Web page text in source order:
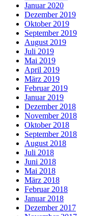
Januar 2020
Dezember 2019
Oktober 2019
September 2019
August 2019
Juli 2019
Mai 2019
April 2019
März 2019
Februar 2019
Januar 2019
Dezember 2018
November 2018
Oktober 2018
September 2018
August 2018
Juli 2018
Juni 2018
Mai 2018
März 2018
Februar 2018
Januar 2018
Dezember 2017